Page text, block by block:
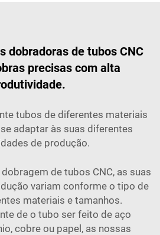
dobradoras de tubos CNC
precisas com alta
tubos de diferentes materiais
adaptar às suas diferentes
de produção.
de tubos CNC, as suas
variam conforme o tipo de
materiais e tamanhos.
de o tubo ser feito de aço
cobre ou papel, as nossas